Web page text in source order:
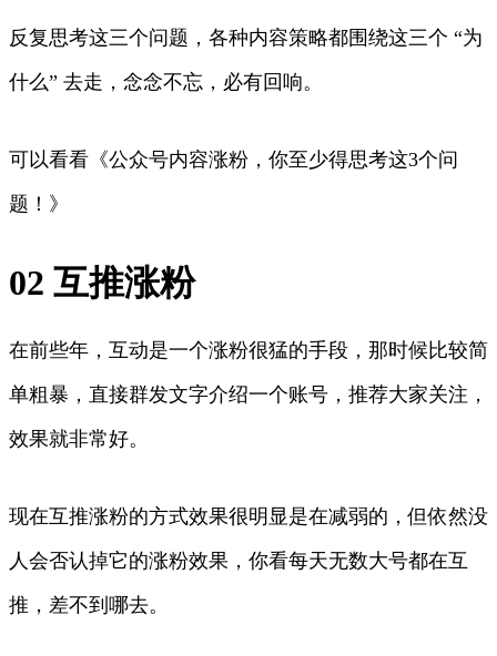
反复思考这三个问题，各种内容策略都围绕这三个 “为
什么” 去走，念念不忘，必有回响。
可以看看《公众号内容涨粉，你至少得思考这3个问
题！》
02 互推涨粉
在前些年，互动是一个涨粉很猛的手段，那时候比较简
单粗暴，直接群发文字介绍一个账号，推荐大家关注，
效果就非常好。
现在互推涨粉的方式效果很明显是在减弱的，但依然没
人会否认掉它的涨粉效果，你看每天无数大号都在互
推，差不到哪去。